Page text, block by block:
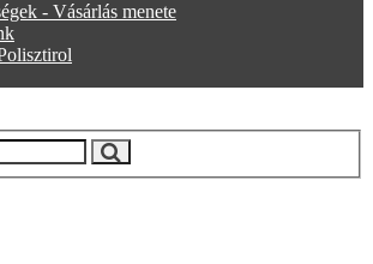
- Vásárlás menete